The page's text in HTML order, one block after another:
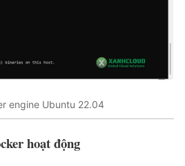
engine Ubuntu 22.04
hoạt động